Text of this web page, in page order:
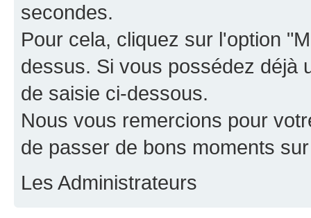
secondes.
Pour cela, cliquez sur l'option
dessus. Si vous possédez déjà
de saisie ci-dessous.
Nous vous remercions pour
de passer de bons moments
Les Administrateurs